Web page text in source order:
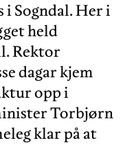
i Sogndal. Her i
held
Rektor
dagar kjem
opp i
Torbjørn
klar på at